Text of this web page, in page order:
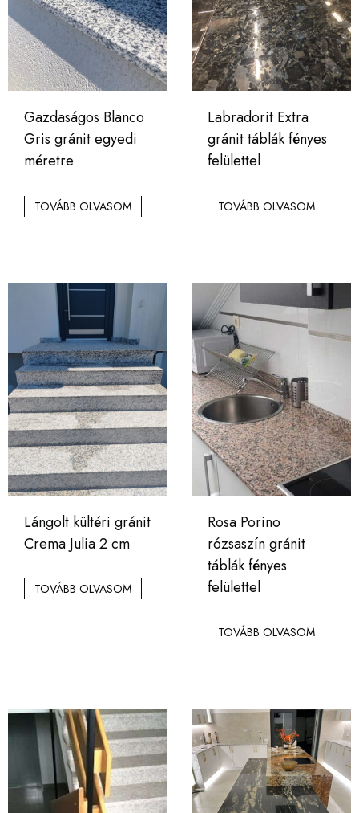
Gazdaságos Blanco
Gris gránit egyedi
méretre
TOVÁBB OLVASOM
Labradorit Extra
gránit táblák fényes
felülettel
TOVÁBB OLVASOM
Lángolt kültéri gránit
Crema Julia 2 cm
TOVÁBB OLVASOM
Rosa Porino
rózsaszín gránit
táblák fényes
felülettel
TOVÁBB OLVASOM